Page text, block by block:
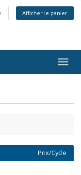
Afficher le panier
Prix/Cycle